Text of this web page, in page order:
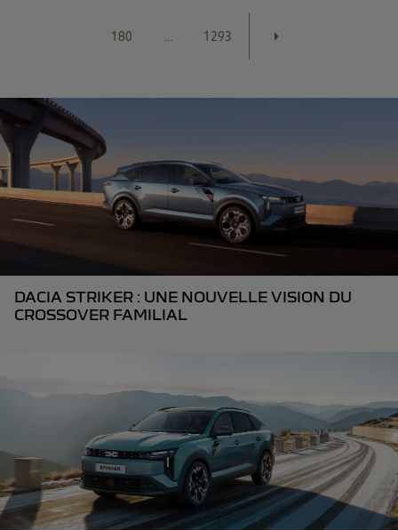
180 ... 1293
DACIA STRIKER : UNE NOUVELLE VISION DU
CROSSOVER FAMILIAL